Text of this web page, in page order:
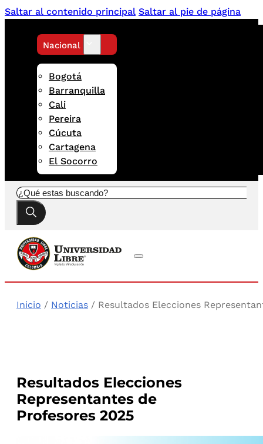
Saltar al contenido principal Saltar al pie de página
Nacional
Bogotá
Barranquilla
Cali
Pereira
Cúcuta
Cartagena
El Socorro
Buscar
Inicio / Noticias / Resultados Elecciones
Resultados Elecciones
Representantes de
Profesores 2025